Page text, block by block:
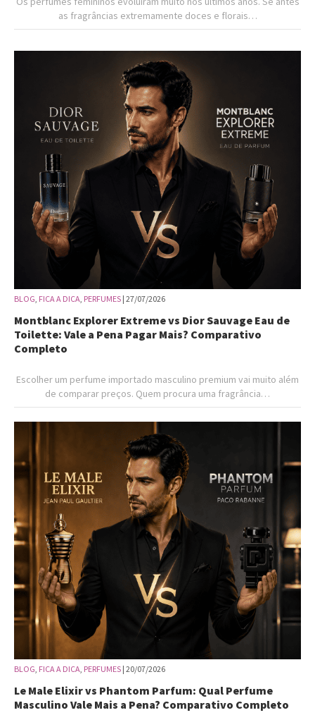
as fragrâncias extremamente doces e florais…
BLOG FICA A DICA PERFUMES | 27/07/2026
Montblanc Explorer Extreme vs Dior Sauvage Eau de
Toilette: Vale a Pena Pagar Mais? Comparativo
Completo
Escolher um perfume importado masculino premium vai muito além
de comparar preços. Quem procura uma fragrância…
BLOG, FICA A DICA, PERFUMES | 20/07/2026
Le Male Elixir vs Phantom Parfum: Qual Perfume
Masculino Vale Mais a Pena? Comparativo Completo